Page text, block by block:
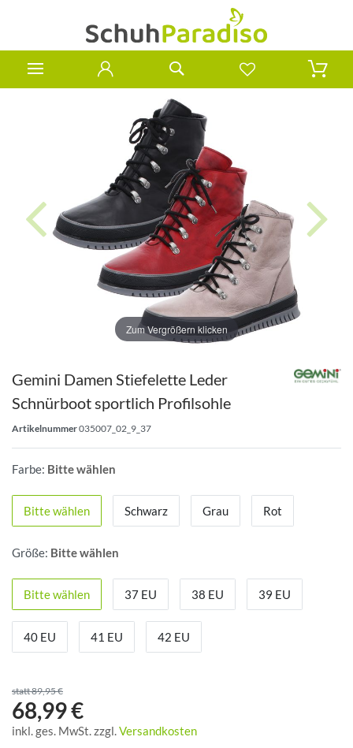
Zum Vergrößern klicken
Gemini Damen Stiefelette Leder
Schnürboot sportlich Profilsohle
Artikelnummer035007_02_9_37
Farbe: Bitte wählen
Bitte wählen Schwarz Grau Rot
Größe: Bitte wählen
Bitte wählen 37 EU 38 EU 39 EU
40 EU 41 EU 42 EU
statt 89,95 €
68,99 €
inkl. ges. MwSt. zzgl.Versandkosten